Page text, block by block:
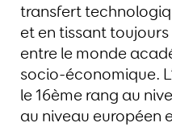
transfert
et en tissant
entre le monde
socio-économique.
le 16ème rang au
au niveau européen